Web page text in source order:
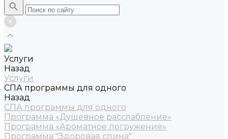
Услуги
Назад
Услуги
СПА программы для одного
Назад
СПА программы для одного
Программа «Душевное расслабление»
Программа «Ароматное погружение»
Программа "Здоровая спина"